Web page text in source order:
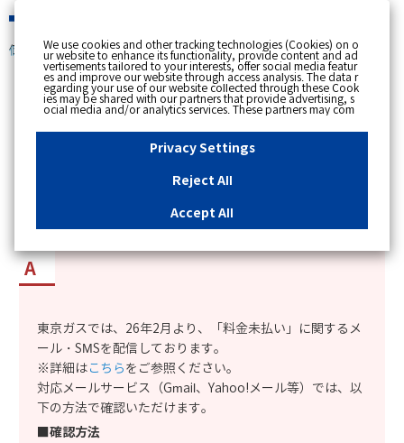
個人のお客さま
[ トップへ戻る ]
カテゴリー表示
更新日時 : 2026/03/16 09:21
怪しいメールが届きました。東京ガスから送信さ
れたメールか確認したい。
東京ガスでは、26年2月より、「料金未払い」に関するメ
ール・SMSを配信しております。
※詳細はこちらをご参照ください。
対応メールサービス（Gmail、Yahoo!メール等）では、以
下の方法で確認いただけます。
■確認方法
We use cookies and other tracking technologies (Cookies) on o
ur website to enhance its functionality, provide content and ad
vertisements tailored to your interests, offer social media featur
es and improve our website through access analysis. The data r
egarding your use of our website collected through these Cook
ies may be shared with our partners that provide advertising, s
ocial media and/or analytics services. These partners may com
bine the data shared by us with other data that you have provi
ded to them or that they have collected from your use of their s
ervices or other websites to analyse and optimise advertisemen
ts delivered to you by businesses other than us on the internet.
essary Cookies, please click "Reject All". If you agree to the use
of all Cookies, please click "Accept All". To select your preferen
u can change your consent or rejection settings at any time by c
"Privacy Settings"button on this banner or through y
our browser's "Settings". For more information regarding the pr
site, please refer to the link below.Cookies DetailsPrivacy Polic
y
Privacy Settings
Reject All
Accept All